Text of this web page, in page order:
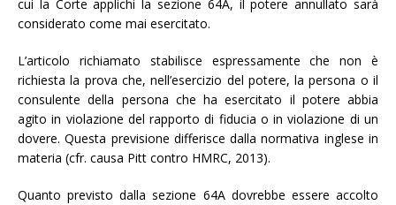
cui la Corte applichi la sezione 64A, il potere annullato sarà
considerato come mai esercitato.
L’articolo richiamato stabilisce espressamente che non è
richiesta la prova che, nell’esercizio del potere, la persona o il
consulente della persona che ha esercitato il potere abbia
agito in violazione del rapporto di fiducia o in violazione di un
dovere. Questa previsione differisce dalla normativa inglese in
materia (cfr. causa Pitt contro HMRC, 2013).
Quanto previsto dalla sezione 64A dovrebbe essere accolto